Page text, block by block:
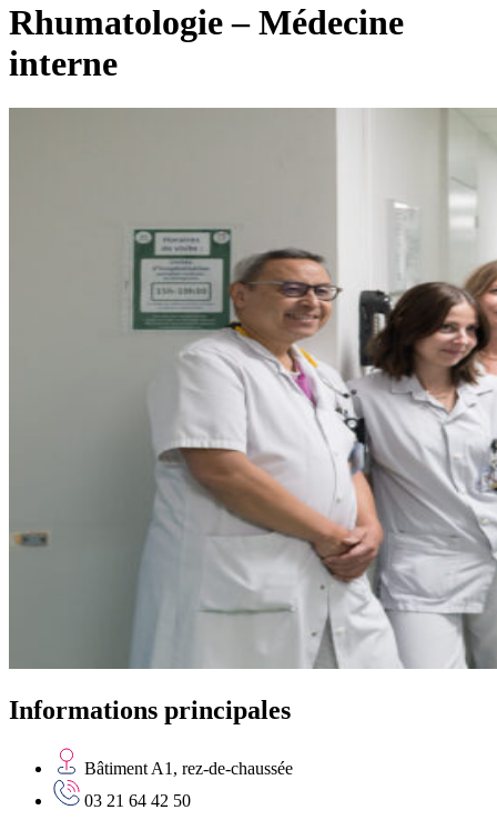
Rhumatologie – Médecine
interne
Informations principales
Bâtiment A1, rez-de-chaussée
03 21 64 42 50